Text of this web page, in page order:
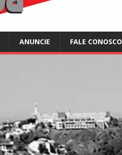
ANUNCIE FALE CONOSCO